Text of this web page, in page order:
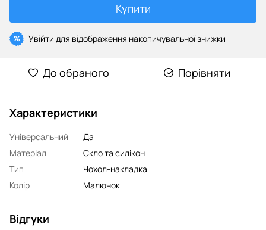
Купити
% Увійти для відображення накопичувальної знижки
До обраного Порівняти
Характеристики
Універсальний
Да
Матеріал
Скло та силікон
Тип
Чохол-накладка
Колір
Малюнок
Відгуки